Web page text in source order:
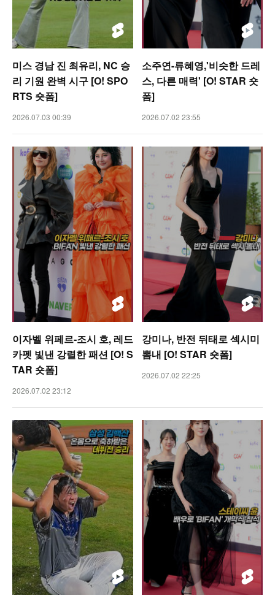
미스 경남 진 최유리, NC 승
리 기원 완벽 시구 [O! SPO
RTS 숏폼]
2026.07.03 00:39
소주연-류혜영,'비슷한 드레
스, 다른 매력' [O! STAR 숏
폼]
2026.07.02 23:55
이자벨 위페르-조시 호, 레드
카펫 빛낸 강렬한 패션 [O! S
TAR 숏폼]
2026.07.02 23:12
강미나, 반전 뒤태로 섹시미
뽐내 [O! STAR 숏폼]
2026.07.02 22:25